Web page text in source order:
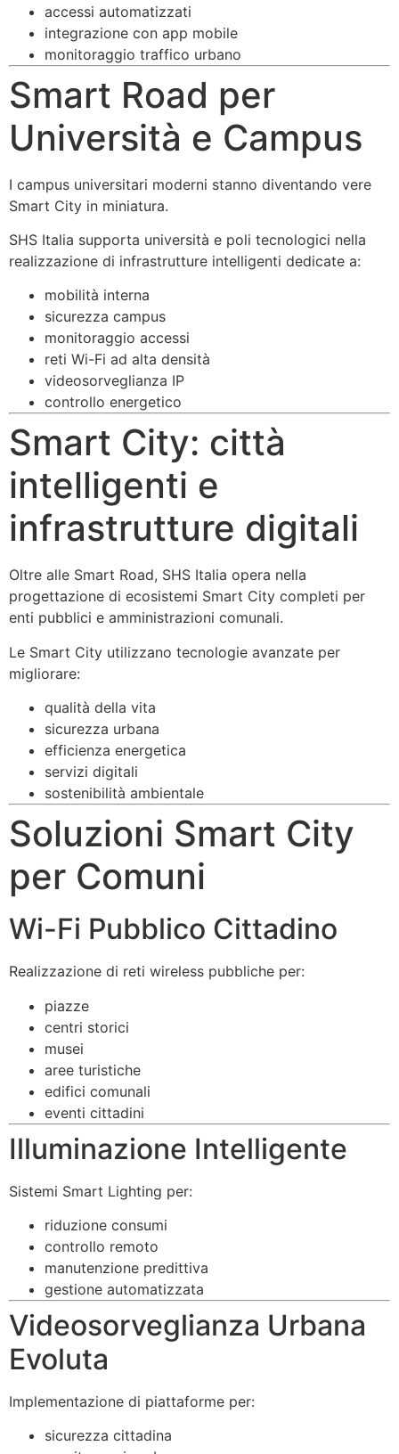
accessi automatizzati
integrazione con app mobile
monitoraggio traffico urbano
Smart Road per
Università e Campus
I campus universitari moderni stanno diventando vere
Smart City in miniatura.
SHS Italia supporta università e poli tecnologici nella
realizzazione di infrastrutture intelligenti dedicate a:
mobilità interna
sicurezza campus
monitoraggio accessi
reti Wi-Fi ad alta densità
videosorveglianza IP
controllo energetico
Smart City: città
intelligenti e
infrastrutture digitali
Oltre alle Smart Road, SHS Italia opera nella
progettazione di ecosistemi Smart City completi per
enti pubblici e amministrazioni comunali.
Le Smart City utilizzano tecnologie avanzate per
migliorare:
qualità della vita
sicurezza urbana
efficienza energetica
servizi digitali
sostenibilità ambientale
Soluzioni Smart City
per Comuni
Wi-Fi Pubblico Cittadino
Realizzazione di reti wireless pubbliche per:
piazze
centri storici
musei
aree turistiche
edifici comunali
eventi cittadini
Illuminazione Intelligente
Sistemi Smart Lighting per:
riduzione consumi
controllo remoto
manutenzione predittiva
gestione automatizzata
Videosorveglianza Urbana
Evoluta
Implementazione di piattaforme per:
sicurezza cittadina